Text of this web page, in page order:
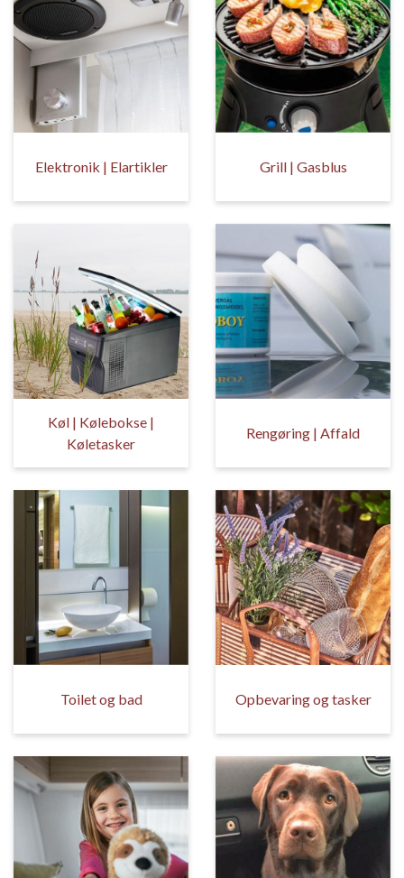
Elektronik | Elartikler Grill | Gasblus
Køl | Kølebokse |
Køletasker
Rengøring | Affald
Toilet og bad Opbevaring og tasker